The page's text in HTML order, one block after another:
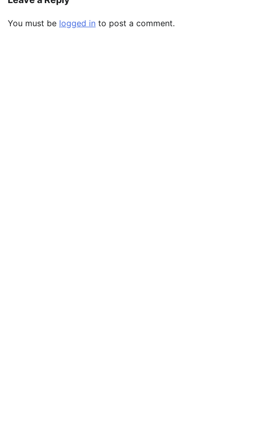
You must be logged in to post a comment.